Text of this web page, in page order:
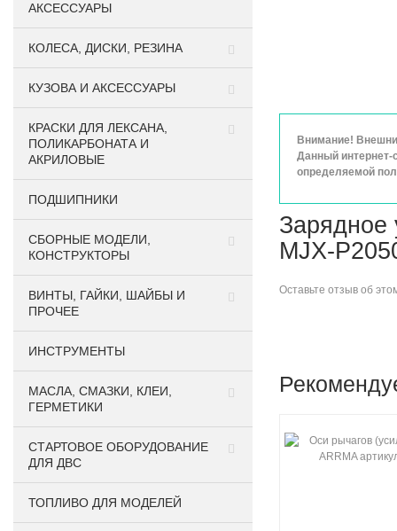
АКСЕССУАРЫ
КОЛЕСА, ДИСКИ, РЕЗИНА
КУЗОВА И АКСЕССУАРЫ
КРАСКИ ДЛЯ ЛЕКСАНА,
ПОЛИКАРБОНАТА И
АКРИЛОВЫЕ
ПОДШИПНИКИ
CБОРНЫЕ МОДЕЛИ,
КОНСТРУКТОРЫ
ВИНТЫ, ГАЙКИ, ШАЙБЫ И
ПРОЧЕЕ
ИНСТРУМЕНТЫ
МАСЛА, СМАЗКИ, КЛЕИ,
ГЕРМЕТИКИ
СТАРТОВОЕ ОБОРУДОВАНИЕ
ДЛЯ ДВС
ТОПЛИВО ДЛЯ МОДЕЛЕЙ
Внимание!
Данный интернет-
определяемой
Зарядное
MJX-
Оставьте отзыв об